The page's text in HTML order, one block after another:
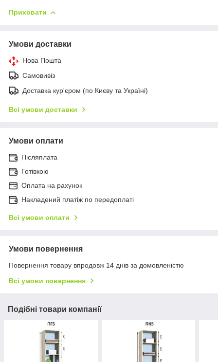
Приховати
Умови доставки
Нова Пошта
Самовивіз
Доставка кур'єром (по Києву та Україні)
Всі умови доставки
Умови оплати
Післяплата
Готівкою
Оплата на рахунок
Накладений платіж по передоплаті
Всі умови оплати
Умови повернення
Повернення товару впродовж 14 днів за домовленістю
Всі умови повернення
Подібні товари компанії